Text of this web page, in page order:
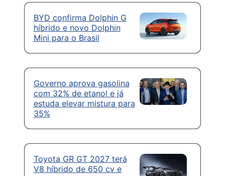
BYD confirma Dolphin G
híbrido e novo Dolphin
Mini para o Brasil
Governo aprova gasolina
com 32% de etanol e já
estuda elevar mistura para
35%
Toyota GR GT 2027 terá
V8 híbrido de 650 cv e